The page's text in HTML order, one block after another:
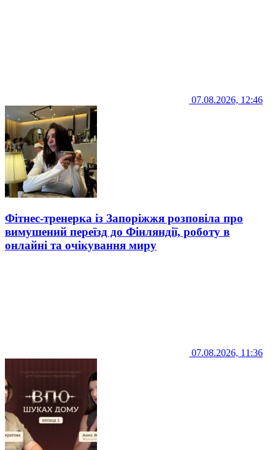
07.08.2026, 12:46
Фітнес-тренерка із Запоріжжя розповіла про
вимушений переїзд до Фінляндії, роботу в
онлайні та очікування миру
07.08.2026, 11:36